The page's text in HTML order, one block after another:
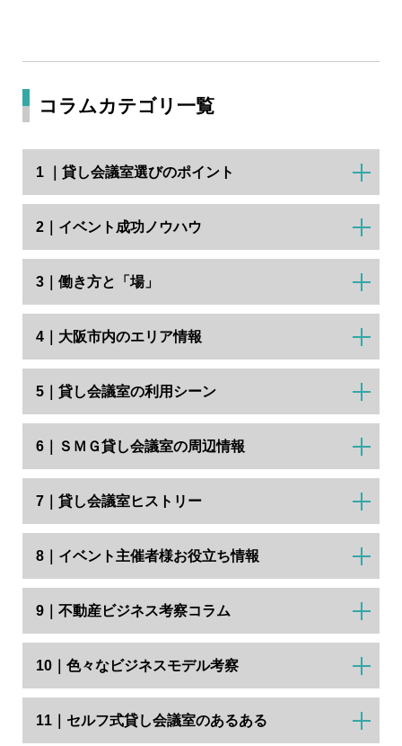
コラムカテゴリ一覧
1 ｜貸し会議室選びのポイント
2｜イベント成功ノウハウ
3｜働き方と「場」
4｜大阪市内のエリア情報
5｜貸し会議室の利用シーン
6｜ＳＭＧ貸し会議室の周辺情報
7｜貸し会議室ヒストリー
8｜イベント主催者様お役立ち情報
9｜不動産ビジネス考察コラム
10｜色々なビジネスモデル考察
11｜セルフ式貸し会議室のあるある